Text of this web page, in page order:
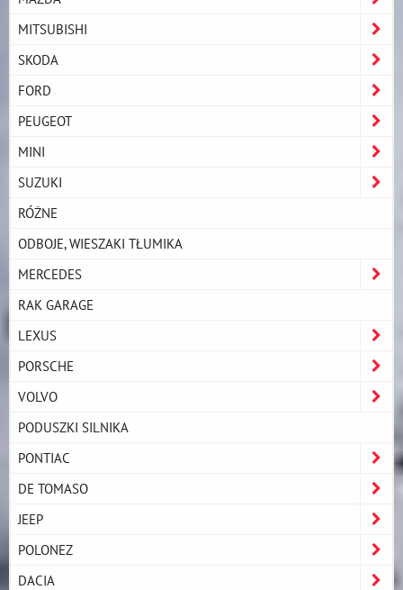
MITSUBISHI
SKODA
FORD
PEUGEOT
MINI
SUZUKI
RÓŻNE
ODBOJE, WIESZAKI TŁUMIKA
MERCEDES
RAK GARAGE
LEXUS
PORSCHE
VOLVO
PODUSZKI SILNIKA
PONTIAC
DE TOMASO
JEEP
POLONEZ
DACIA